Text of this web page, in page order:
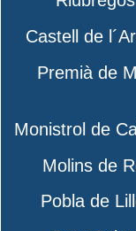
Castell de
Premià de
Monistrol de
Molins de
Pobla de